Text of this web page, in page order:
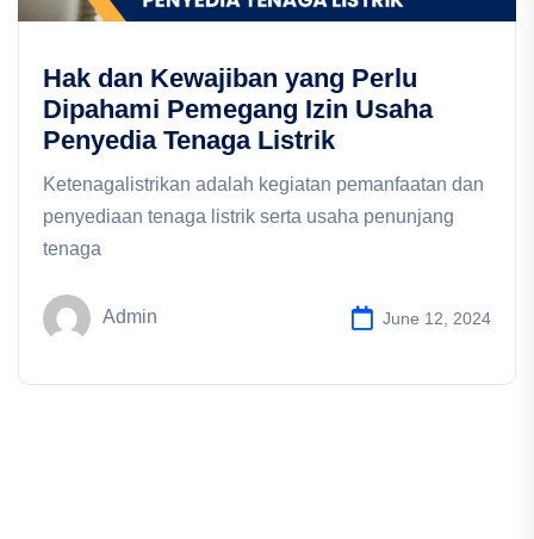
Hak dan Kewajiban yang Perlu
Dipahami Pemegang Izin Usaha
Penyedia Tenaga Listrik
Ketenagalistrikan adalah kegiatan pemanfaatan dan
penyediaan tenaga listrik serta usaha penunjang
tenaga
Admin June 12, 2024